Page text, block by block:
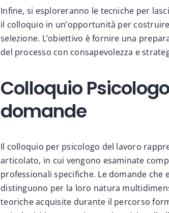
Infine, si esploreranno le tecniche per
il colloquio in un’opportunità per
selezione. L’obiettivo è fornire una
del processo con consapevolezza e
Colloquio
domande
Il colloquio per psicologo del lavoro
articolato, in cui vengono esaminate
professionali specifiche. Le domande
distinguono per la loro natura
teoriche acquisite durante il percorso